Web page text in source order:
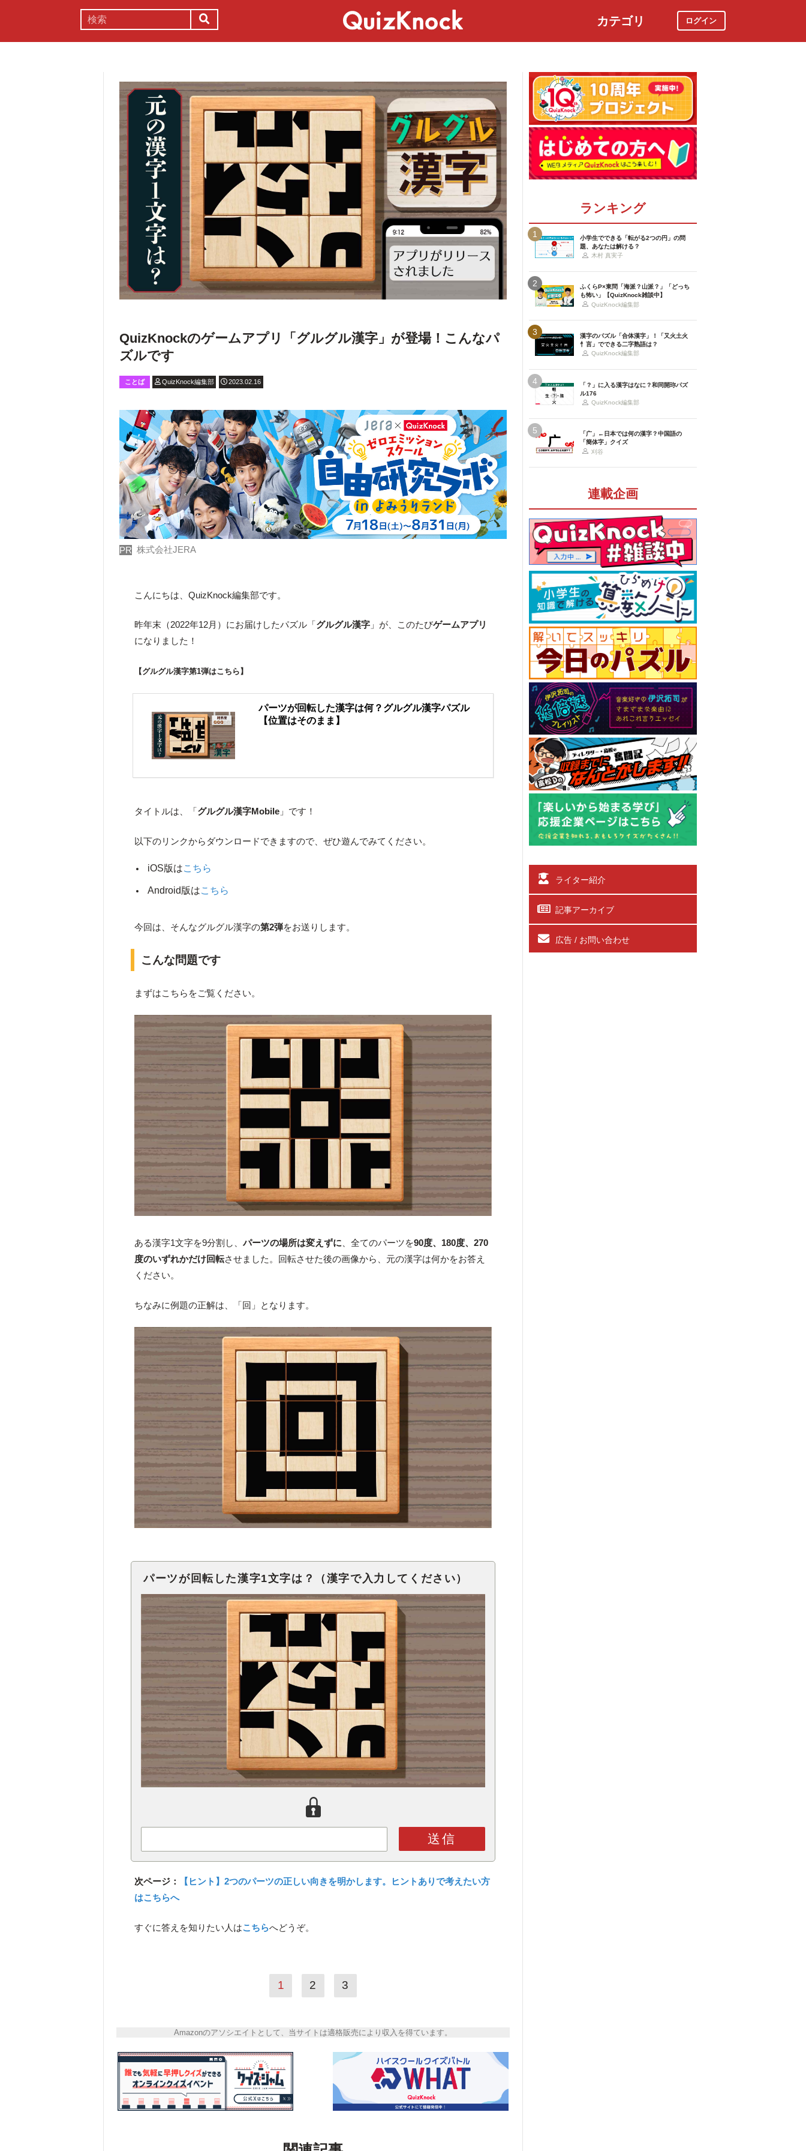
カテゴリ ログイン
QuizKnockのゲームアプリ「グルグル漢字」が登場！こんなパ
ズルです
ことば QuizKnock編集部 2023.02.16
PR 株式会社JERA
こんにちは、QuizKnock編集部です。
昨年末（2022年12月）にお届けしたパズル「グルグル漢字 」が、このたびゲームアプリ
になりました！
【グルグル漢字第1弾はこちら】
パーツが回転した漢字は何？グルグル漢字パズル
【位置はそのまま】
タイトルは、「グルグル漢字Mobile 」です！
以下のリンクからダウンロードできますので、ぜひ遊んでみてください。
iOS版はこちら
Android版はこちら
今回は、そんなグルグル漢字の第2弾をお送りします。
こんな問題です
まずはこちらをご覧ください。
ある漢字1文字を9分割し、パーツの場所は変えずに、全てのパーツを90度、180度、270
度のいずれかだけ回転させました。回転させた後の画像から、元の漢字は何かをお答え
ください。
ちなみに例題の正解は、「回」となります。
パーツが回転した漢字1文字は？（漢字で入力してください）
送信
次ページ：
【ヒント】2つのパーツの正しい向きを明かします。ヒントありで考えたい方
はこちらへ
すぐに答えを知りたい人はこちらへどうぞ。
1 2 3
Amazonのアソシエイトとして、当サイトは適格販売により収入を得ています。
ランキング
1
小学生でできる「転がる2つの円」の問
題、あなたは解ける？
木村 真実子
2
ふくらP×東問「海派？山派？」「どっち
も怖い」【QuizKnock雑談中】
QuizKnock編集部
3
漢字のパズル「合体漢字」！「又火土火
忄言」でできる二字熟語は？
QuizKnock編集部
4
「？」に入る漢字はなに？和同開珎パズ
ル176
QuizKnock編集部
5
「广」←日本では何の漢字？中国語の
「簡体字」クイズ
刈谷
連載企画
ライター紹介
記事アーカイブ
広告 / お問い合わせ